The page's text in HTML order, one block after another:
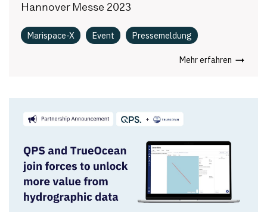
Hannover Messe 2023
Marispace-X Event Pressemeldung
Mehr erfahren